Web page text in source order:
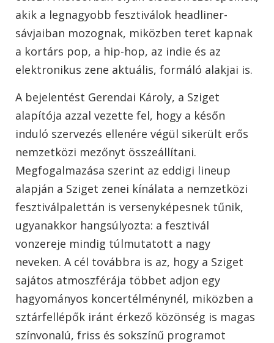
akik a legnagyobb fesztiválok headliner-
sávjaiban mozognak, miközben teret kapnak
a kortárs pop, a hip-hop, az indie és az
elektronikus zene aktuális, formáló alakjai is.
A bejelentést Gerendai Károly, a Sziget
alapítója azzal vezette fel, hogy a későn
induló szervezés ellenére végül sikerült erős
nemzetközi mezőnyt összeállítani.
Megfogalmazása szerint az eddigi lineup
alapján a Sziget zenei kínálata a nemzetközi
fesztiválpalettán is versenyképesnek tűnik,
ugyanakkor hangsúlyozta: a fesztivál
vonzereje mindig túlmutatott a nagy
neveken. A cél továbbra is az, hogy a Sziget
sajátos atmoszférája többet adjon egy
hagyományos koncertélménynél, miközben a
sztárfellépők iránt érkező közönség is magas
színvonalú, friss és sokszínű programot